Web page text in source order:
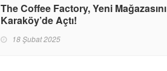
The Coffee Factory, Yeni Mağazasını
Karaköy’de Açtı!
18 Şubat 2025